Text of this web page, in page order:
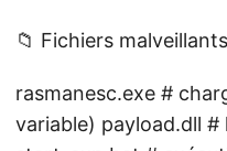
📁 Fichiers
rasmanesc.exe #
variable) payload.dll #